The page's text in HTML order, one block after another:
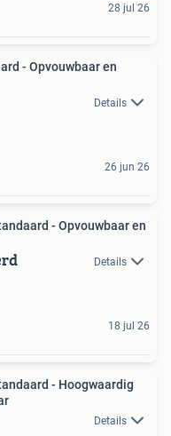
28 jul 26
- Opvouwbaar en
Details
26 jun 26
- Opvouwbaar en
Details
18 jul 26
- Hoogwaardig
Details